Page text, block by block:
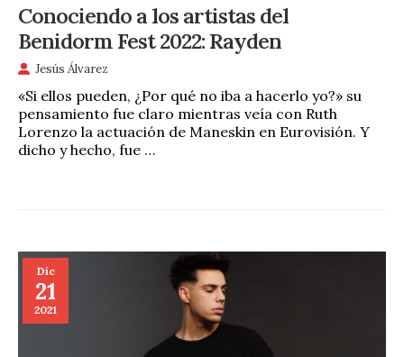
Conociendo a los artistas del
Benidorm Fest 2022: Rayden
Jesús Álvarez
«Si ellos pueden, ¿Por qué no iba a hacerlo yo?» su
pensamiento fue claro mientras veía con Ruth
Lorenzo la actuación de Maneskin en Eurovisión. Y
dicho y hecho, fue …
Dic
21
2021